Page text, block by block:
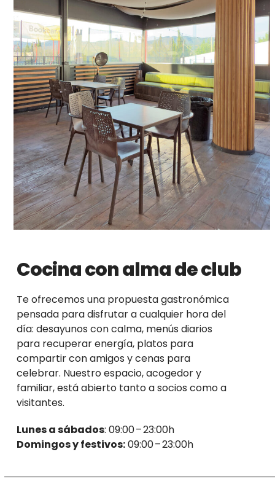
Cocina con alma de club
Te ofrecemos una propuesta gastronómica
pensada para disfrutar a cualquier hora del
día: desayunos con calma, menús diarios
para recuperar energía, platos para
compartir con amigos y cenas para
celebrar. Nuestro espacio, acogedor y
familiar, está abierto tanto a socios como a
visitantes.
Lunes a sábados: 09:00 – 23:00h
Domingos y festivos:09:00 – 23:00h